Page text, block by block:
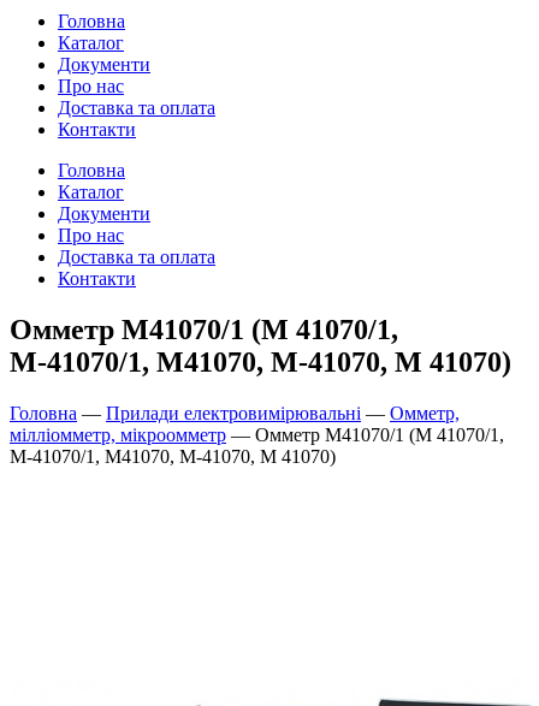
Головна
Каталог
Документи
Про нас
Доставка та оплата
Контакти
Головна
Каталог
Документи
Про нас
Доставка та оплата
Контакти
Омметр М41070/1 (М 41070/1,
М-41070/1, М41070, М-41070, М 41070)
Головна — Прилади електровимірювальні — Омметр,
мілліомметр, мікроомметр — Омметр М41070/1 (М 41070/1,
М-41070/1, М41070, М-41070, М 41070)